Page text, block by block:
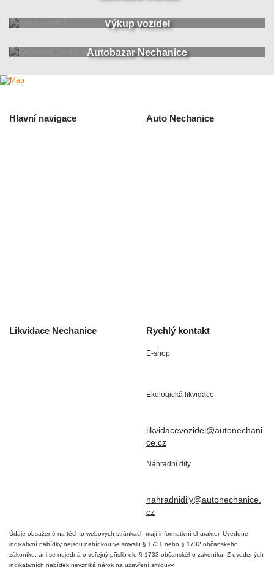
Výkup vozidel
Autobazar Nechanice
Hlavní navigace Auto Nechanice
Likvidace Nechanice Rychlý kontakt
E-shop
Ekologická likvidace
likvidacevozidel@autonechani
ce.cz
Náhradní díly
nahradnidily@autonechanice.
cz
Údaje obsažené na těchto webových stránkách mají informativní charakter. Uvedené
indikativní nabídky nejsou nabídkou ve smyslu § 1731 nebo § 1732 občanského
zákoníku, ani se nejedná o veřejný příslib dle § 1733 občanského zákoníku. Z uvedených
indikativních nabídek nevzniká nárok na uzavření smlouvy.